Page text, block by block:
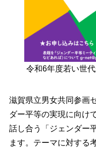
令和6年度若い世
滋賀県立男女共同参画
ダー平等の実現に向け
話し合う「ジェンダー
ます。テーマに対する